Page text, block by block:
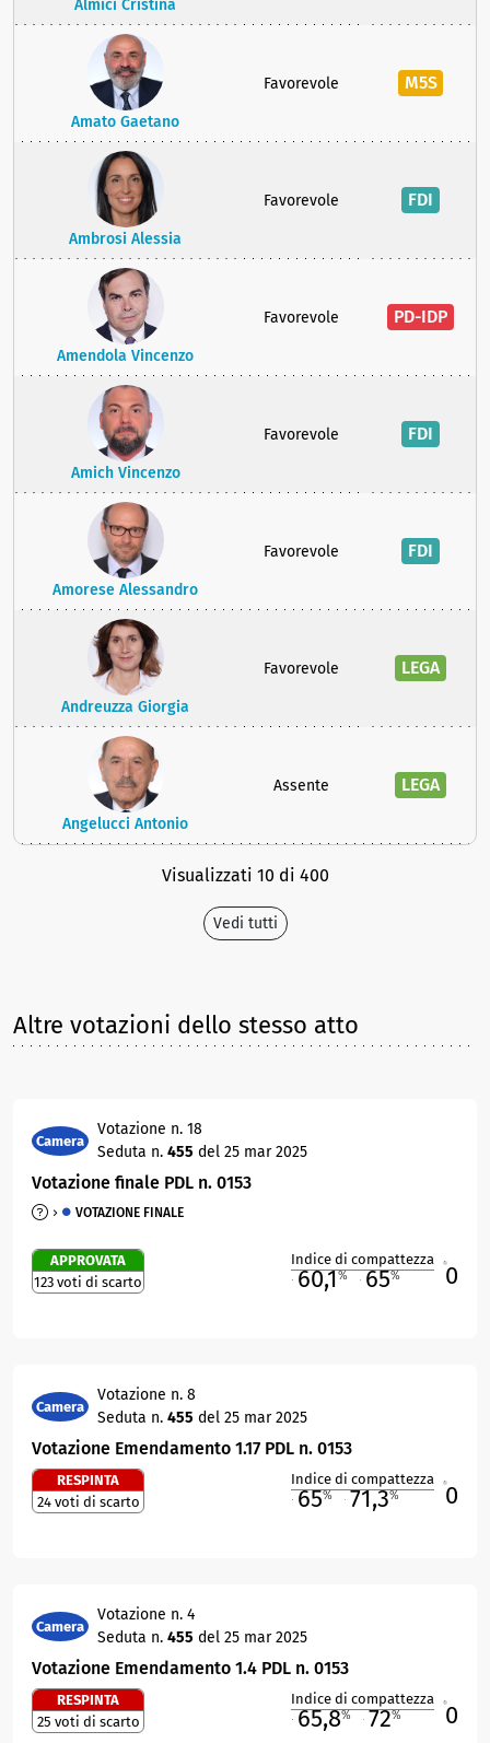
Almici Cristina
Amato Gaetano
Favorevole M5S
Ambrosi Alessia
Favorevole FDI
Amendola Vincenzo
Favorevole PD-IDP
Amich Vincenzo
Favorevole FDI
Amorese Alessandro
Favorevole FDI
Andreuzza Giorgia
Favorevole LEGA
Angelucci Antonio
Assente LEGA
Visualizzati 10 di 400
Vedi tutti
Altre votazioni dello stesso atto
Camera
Votazione n. 18
Seduta n. 455 del 25 mar 2025
Votazione finale PDL n. 0153
VOTAZIONE FINALE
APPROVATA
123 voti di scarto
Indice di compattezza
60,1% 65% 0
Camera
Votazione n. 8
Seduta n. 455 del 25 mar 2025
Votazione Emendamento 1.17 PDL n. 0153
RESPINTA
24 voti di scarto
Indice di compattezza
65% 71,3% 0
Camera
Votazione n. 4
Seduta n. 455 del 25 mar 2025
Votazione Emendamento 1.4 PDL n. 0153
RESPINTA
25 voti di scarto
Indice di compattezza
65,8% 72% 0